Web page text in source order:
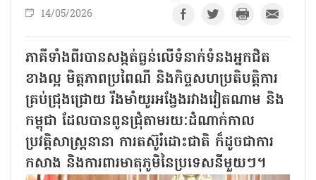
14/05/2026
ភាគីទាំងពីរបានសង្កត់ធ្ងន់លើទំនាក់ទំនងអ្នកជិត
ខាងល្អ មិត្តភាពប្រពៃណី និងកិច្ចសហប្រតិបត្តិការ
គ្រប់ជ្រុងជ្រោយ រឹងមាំយូរអង្វែងរវាងវៀតណាម និង
កម្ពុជា ដែលបានពូនជ្រុំតាមរយៈដំណាក់កាល
ប្រវត្តិសាស្ត្រនានា ការតស៊ូរំដោះជាតិ ក៏ដូចជាការ
កសាង និងការពារមាតុភូមិនៃប្រទេសនីមួយៗ។